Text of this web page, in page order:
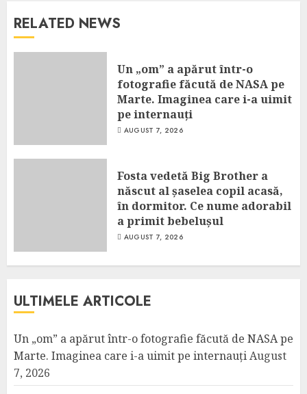
RELATED NEWS
Un „om” a apărut într-o
fotografie făcută de NASA pe
Marte. Imaginea care i-a uimit
pe internauți
AUGUST 7, 2026
Fosta vedetă Big Brother a
născut al șaselea copil acasă,
în dormitor. Ce nume adorabil
a primit bebelușul
AUGUST 7, 2026
ULTIMELE ARTICOLE
Un „om” a apărut într-o fotografie făcută de NASA pe
Marte. Imaginea care i-a uimit pe internauțiAugust
7, 2026